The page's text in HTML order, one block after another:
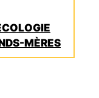
MÈRES